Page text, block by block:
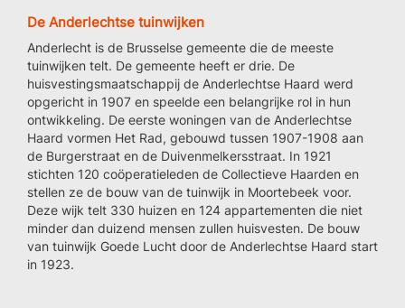
De Anderlechtse tuinwijken
Anderlecht is de Brusselse gemeente die de meeste
tuinwijken telt. De gemeente heeft er drie. De
huisvestingsmaatschappij de Anderlechtse Haard werd
opgericht in 1907 en speelde een belangrijke rol in hun
ontwikkeling. De eerste woningen van de Anderlechtse
Haard vormen Het Rad, gebouwd tussen 1907-1908 aan
de Burgerstraat en de Duivenmelkersstraat. In 1921
stichten 120 coöperatieleden de Collectieve Haarden en
stellen ze de bouw van de tuinwijk in Moortebeek voor.
Deze wijk telt 330 huizen en 124 appartementen die niet
minder dan duizend mensen zullen huisvesten. De bouw
van tuinwijk Goede Lucht door de Anderlechtse Haard start
in 1923.